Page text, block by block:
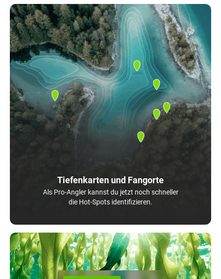
Tiefenkarten und Fangorte
Als Pro-Angler kannst du jetzt noch schneller
die Hot-Spots identifizieren.